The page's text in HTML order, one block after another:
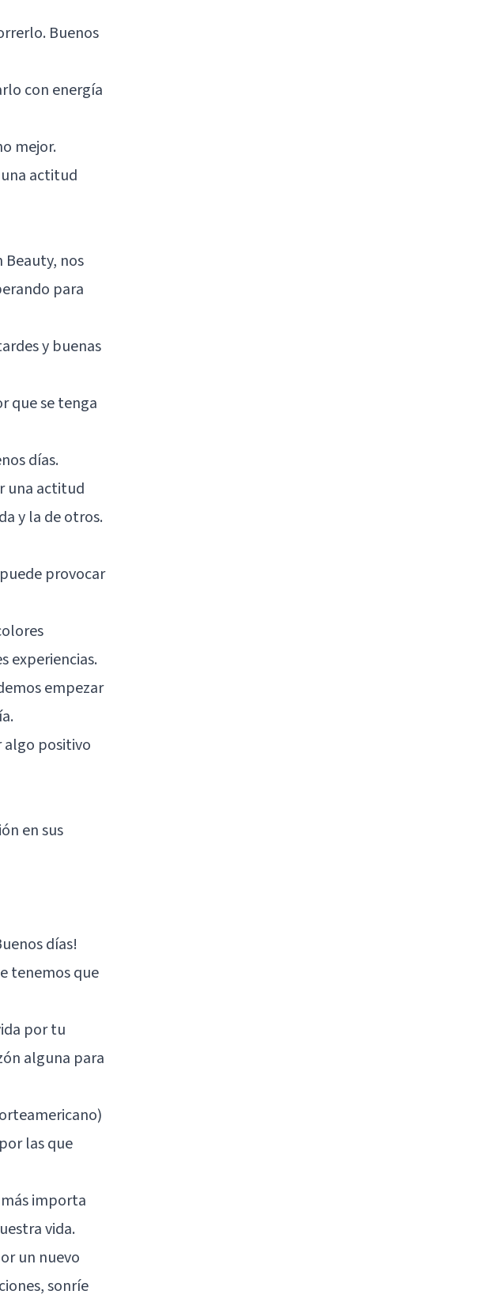
Buenos
con energía
mejor.
actitud
Beauty, nos
para
y buenas
que se tenga
días.
una actitud
y la de otros.
provocar
experiencias.
empezar
algo positivo
en sus
días!
tenemos que
por tu
alguna para
las que
importa
vida.
un nuevo
sonríe